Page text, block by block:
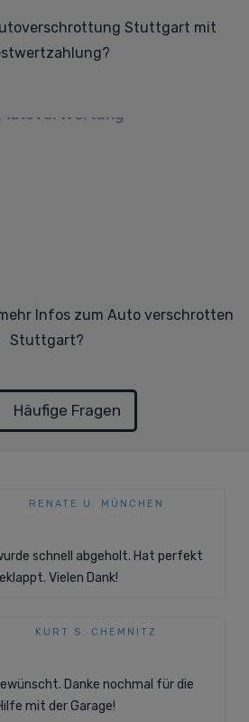
Stuttgart mit
Infos zum Auto verschrotten
Stuttgart?
Häufige Fragen
RENATE U. MÜNCHEN
schnell abgeholt. Hat perfekt
Vielen Dank!
KURT S. CHEMNITZ
Danke nochmal für die
mit der Garage!